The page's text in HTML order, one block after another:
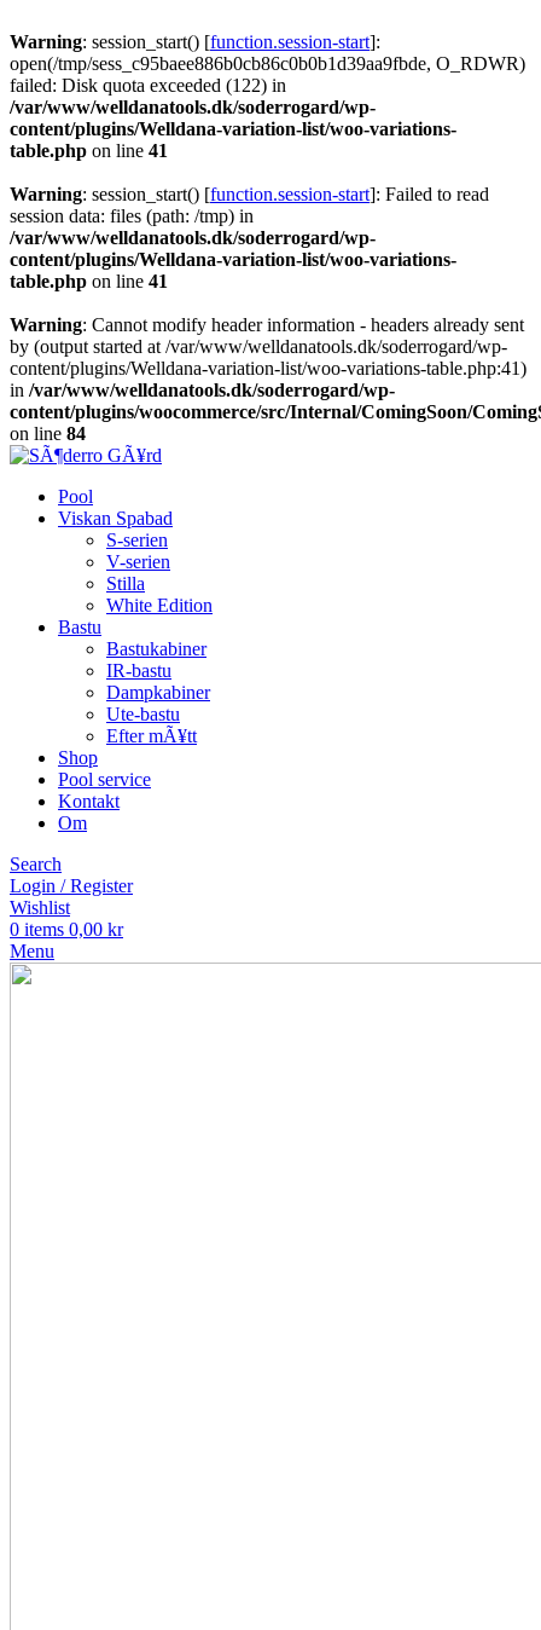
Warning: session_start() [function.session-start]:
open(/tmp/sess_c95baee886b0cb86c0b0b1d39aa9fbde, O_RDWR)
failed: Disk quota exceeded (122) in
/var/www/welldanatools.dk/soderrogard/wp-
content/plugins/Welldana-variation-list/woo-variations-
table.php on line 41
Warning: session_start() [function.session-start]: Failed to read
session data: files (path: /tmp) in
/var/www/welldanatools.dk/soderrogard/wp-
content/plugins/Welldana-variation-list/woo-variations-
table.php on line 41
Warning: Cannot modify header information - headers already sent
by (output started at /var/www/welldanatools.dk/soderrogard/wp-
content/plugins/Welldana-variation-list/woo-variations-table.php:41)
in /var/www/welldanatools.dk/soderrogard/wp-
content/plugins/woocommerce/src/Internal/ComingSoon/
on line 84
Pool
Viskan Spabad
S-serien
V-serien
Stilla
White Edition
Bastu
Bastukabiner
IR-bastu
Dampkabiner
Ute-bastu
Efter mÃ¥tt
Shop
Pool service
Kontakt
Om
Search
Login / Register
Wishlist
0 items 0,00 kr
Menu